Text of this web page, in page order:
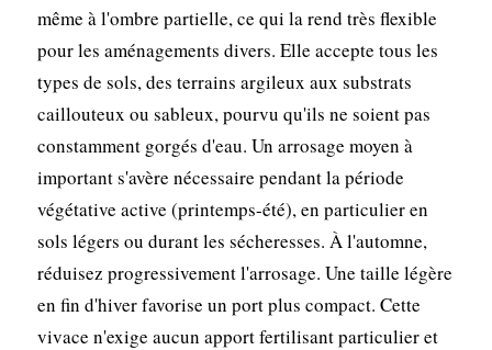
même à l'ombre partielle, ce qui la rend très flexible
pour les aménagements divers. Elle accepte tous les
types de sols, des terrains argileux aux substrats
caillouteux ou sableux, pourvu qu'ils ne soient pas
constamment gorgés d'eau. Un arrosage moyen à
important s'avère nécessaire pendant la période
végétative active (printemps-été), en particulier en
sols légers ou durant les sécheresses. À l'automne,
réduisez progressivement l'arrosage. Une taille légère
en fin d'hiver favorise un port plus compact. Cette
vivace n'exige aucun apport fertilisant particulier et